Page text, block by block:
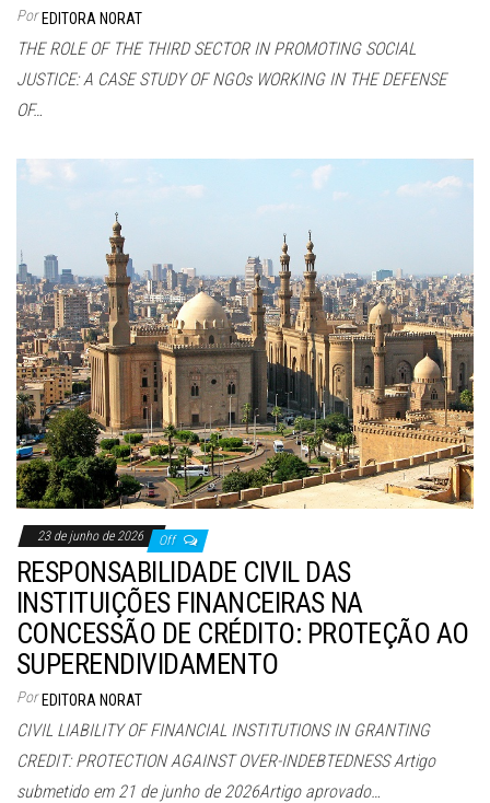
Por EDITORA NORAT
THE ROLE OF THE THIRD SECTOR IN PROMOTING SOCIAL
JUSTICE: A CASE STUDY OF NGOs WORKING IN THE DEFENSE
OF…
23 de junho de 2026 Off
RESPONSABILIDADE CIVIL DAS
INSTITUIÇÕES FINANCEIRAS NA
CONCESSÃO DE CRÉDITO: PROTEÇÃO AO
SUPERENDIVIDAMENTO
Por EDITORA NORAT
CIVIL LIABILITY OF FINANCIAL INSTITUTIONS IN GRANTING
CREDIT: PROTECTION AGAINST OVER-INDEBTEDNESS Artigo
submetido em 21 de junho de 2026Artigo aprovado…